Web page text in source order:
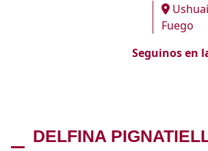
Fuego
Seguinos en
DELFINA